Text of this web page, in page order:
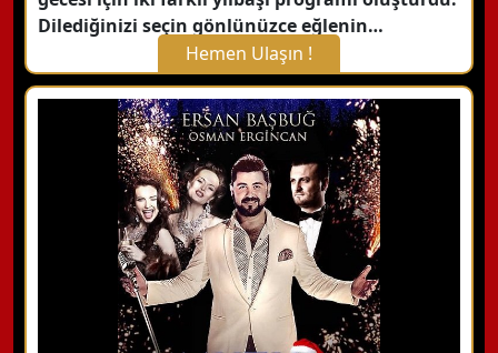
Dilediğinizi seçin gönlünüzce eğlenin…
Hemen Ulaşın !
X Kapat
WhatsApp ile Bilgi Alın
Hemen Arayın
Detaylı Bilgi Alın